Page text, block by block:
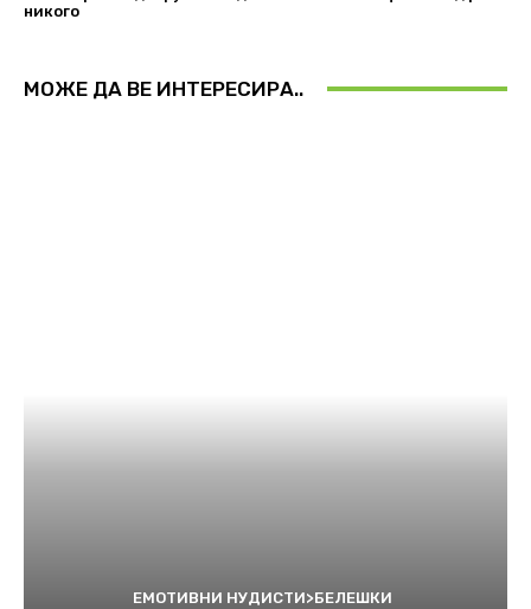
никого
МОЖЕ ДА ВЕ ИНТЕРЕСИРА..
ЕМОТИВНИ НУДИСТИ>БЕЛЕШКИ